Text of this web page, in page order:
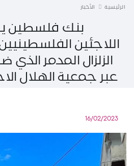
الرئيسية الأخبار
بنك فلسطين
اللاجئين
الزلزال المدمر الذي
عبر جمعية الهلال
16/02/2023